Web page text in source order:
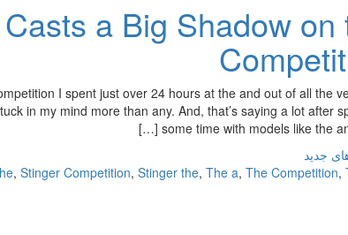
a Big Shadow on
I spent just over 24 hours at the and out of all the
in my mind more than any. And, that’s saying a lot after
some time with models like the and
جدید
, Stinger Competition, Stinger the, The a, The Competition,